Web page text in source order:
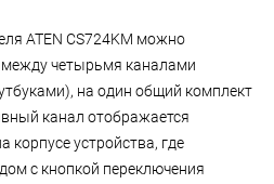
ATEN CS724KM можно
между четырьмя каналами
на один общий комплект
канал отображается
корпусе устройства, где
с кнопкой переключения